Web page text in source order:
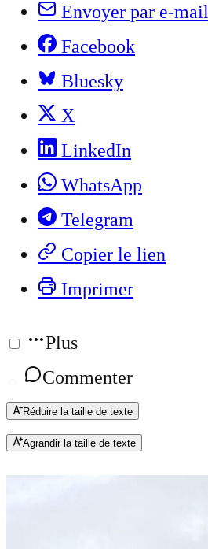
Envoyer par e-mail
Facebook
Bluesky
X
LinkedIn
WhatsApp
Telegram
Copier le lien
Imprimer
Plus
Commenter
Réduire la taille de texte
Agrandir la taille de texte